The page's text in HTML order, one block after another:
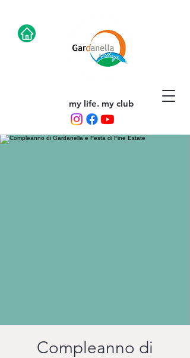
my life. my club
Compleanno di